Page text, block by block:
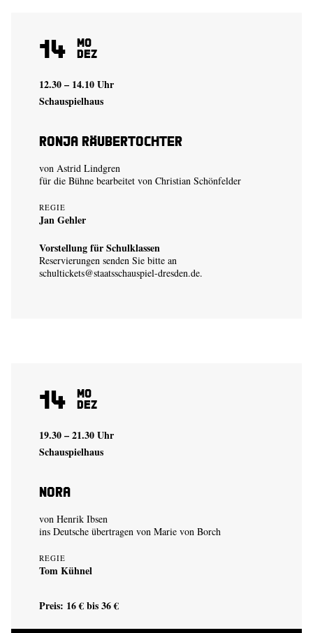
14 Mo
Dez
12.30 – 14.10 Uhr
Schauspielhaus
Ronja Räubertochter
von Astrid Lindgren
für die Bühne bearbeitet von Christian Schönfelder
REGIE
Jan Gehler
Vorstellung für Schulklassen
Reservierungen senden Sie bitte an
schultickets@staatsschauspiel-dresden.de.
14 Mo
Dez
19.30 – 21.30 Uhr
Schauspielhaus
Nora
von Henrik Ibsen
ins Deutsche übertragen von Marie von Borch
REGIE
Tom Kühnel
Preis: 16 € bis 36 €